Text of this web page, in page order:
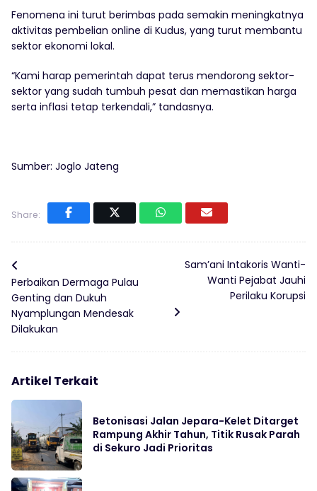
Fenomena ini turut berimbas pada semakin meningkatnya
aktivitas pembelian online di Kudus, yang turut membantu
sektor ekonomi lokal.
“Kami harap pemerintah dapat terus mendorong sektor-
sektor yang sudah tumbuh pesat dan memastikan harga
serta inflasi tetap terkendali,” tandasnya.
Sumber: Joglo Jateng
Share:
Perbaikan Dermaga Pulau
Genting dan Dukuh
Nyamplungan Mendesak
Dilakukan
Sam’ani Intakoris Wanti-
Wanti Pejabat Jauhi
Perilaku Korupsi
Artikel Terkait
Betonisasi Jalan Jepara-Kelet Ditarget
Rampung Akhir Tahun, Titik Rusak Parah
di Sekuro Jadi Prioritas